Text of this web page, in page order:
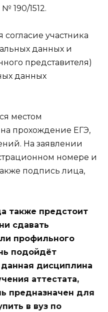
190/1512.
участника
данных и
представителя)
данных
местом
прохождение ЕГЭ,
На заявлении
номере и
подпись лица,
также предстоит
сдавать
профильного
подойдёт
дисциплина
аттестата,
предназначен для
в вуз по